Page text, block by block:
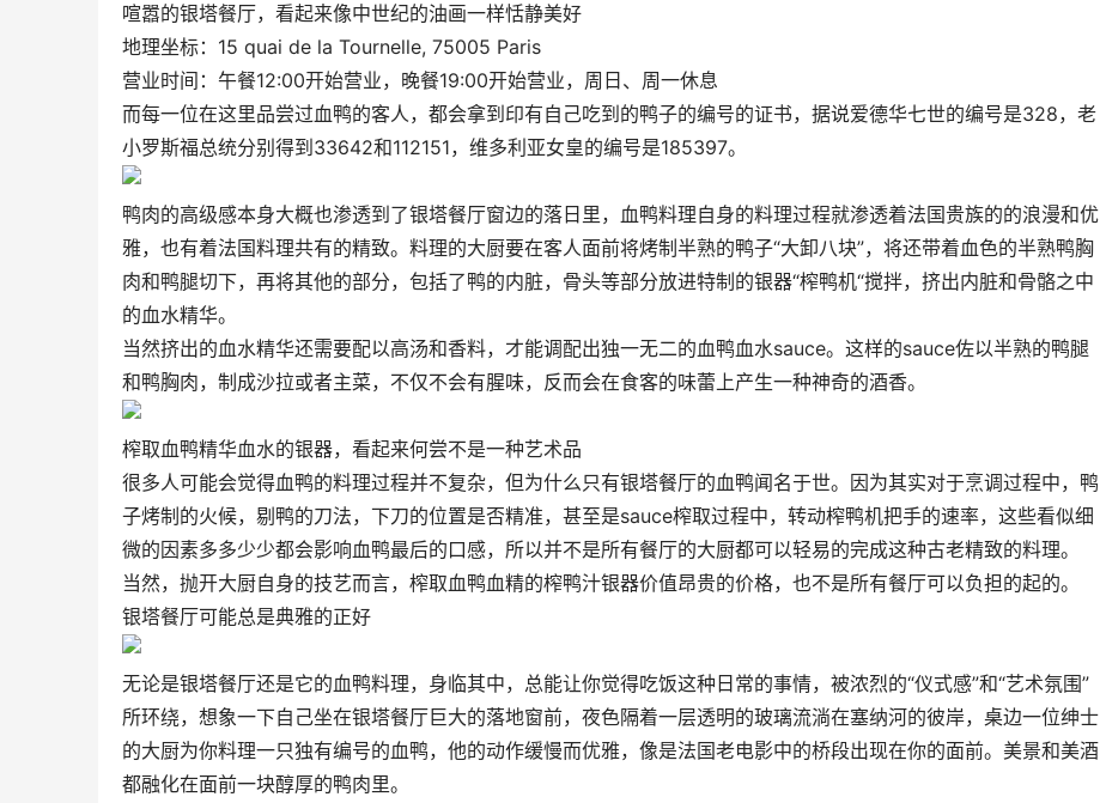
喧嚣的银塔餐厅，看起来像中世纪的油画一样恬静美好
地理坐标：15 quai de la Tournelle, 75005 Paris
营业时间：午餐12:00开始营业，晚餐19:00开始营业，周日、周一休息
而每一位在这里品尝过血鸭的客人，都会拿到印有自己吃到的鸭子的编号的证书，据说爱德华七世的编号是328，老
小罗斯福总统分别得到33642和112151，维多利亚女皇的编号是185397。
鸭肉的高级感本身大概也渗透到了银塔餐厅窗边的落日里，血鸭料理自身的料理过程就渗透着法国贵族的的浪漫和优
雅，也有着法国料理共有的精致。料理的大厨要在客人面前将烤制半熟的鸭子“大卸八块”，将还带着血色的半熟鸭胸
肉和鸭腿切下，再将其他的部分，包括了鸭的内脏，骨头等部分放进特制的银器“榨鸭机“搅拌，挤出内脏和骨骼之中
的血水精华。
当然挤出的血水精华还需要配以高汤和香料，才能调配出独一无二的血鸭血水sauce。这样的sauce佐以半熟的鸭腿
和鸭胸肉，制成沙拉或者主菜，不仅不会有腥味，反而会在食客的味蕾上产生一种神奇的酒香。
榨取血鸭精华血水的银器，看起来何尝不是一种艺术品
很多人可能会觉得血鸭的料理过程并不复杂，但为什么只有银塔餐厅的血鸭闻名于世。因为其实对于烹调过程中，鸭
子烤制的火候，剔鸭的刀法，下刀的位置是否精准，甚至是sauce榨取过程中，转动榨鸭机把手的速率，这些看似细
微的因素多多少少都会影响血鸭最后的口感，所以并不是所有餐厅的大厨都可以轻易的完成这种古老精致的料理。
当然，抛开大厨自身的技艺而言，榨取血鸭血精的榨鸭汁银器价值昂贵的价格，也不是所有餐厅可以负担的起的。
银塔餐厅可能总是典雅的正好
无论是银塔餐厅还是它的血鸭料理，身临其中，总能让你觉得吃饭这种日常的事情，被浓烈的“仪式感”和“艺术氛围”
所环绕，想象一下自己坐在银塔餐厅巨大的落地窗前，夜色隔着一层透明的玻璃流淌在塞纳河的彼岸，桌边一位绅士
的大厨为你料理一只独有编号的血鸭，他的动作缓慢而优雅，像是法国老电影中的桥段出现在你的面前。美景和美酒
都融化在面前一块醇厚的鸭肉里。